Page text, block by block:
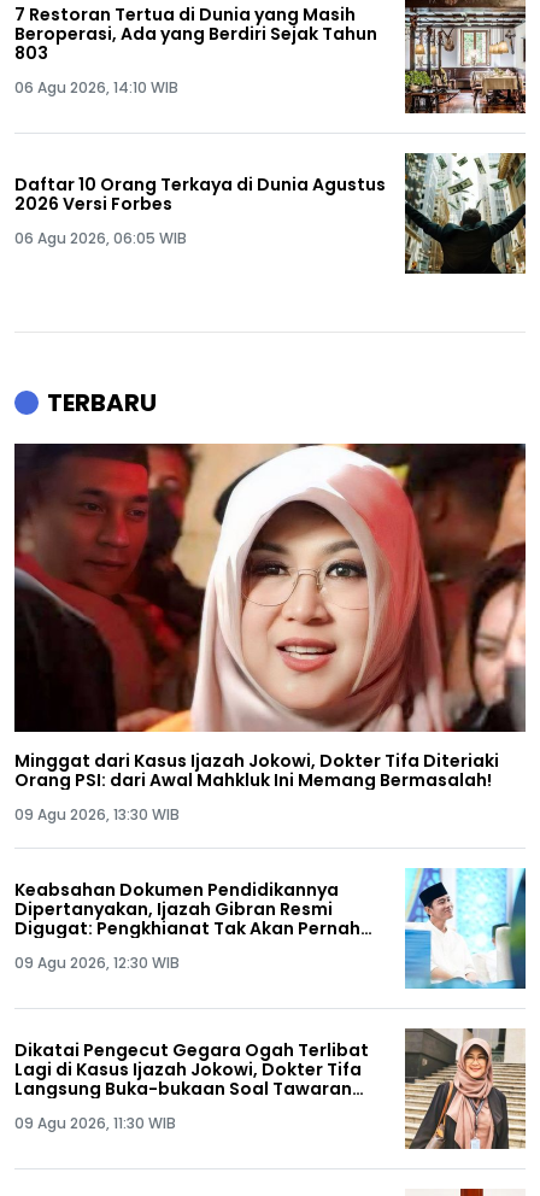
7 Restoran Tertua di Dunia yang Masih
Beroperasi, Ada yang Berdiri Sejak Tahun
803
06 Agu 2026, 14:10 WIB
Daftar 10 Orang Terkaya di Dunia Agustus
2026 Versi Forbes
06 Agu 2026, 06:05 WIB
TERBARU
Minggat dari Kasus Ijazah Jokowi, Dokter Tifa Diteriaki
Orang PSI: dari Awal Mahkluk Ini Memang Bermasalah!
09 Agu 2026, 13:30 WIB
Keabsahan Dokumen Pendidikannya
Dipertanyakan, Ijazah Gibran Resmi
Digugat: Pengkhianat Tak Akan Pernah
09 Agu 2026, 12:30 WIB
Dikatai Pengecut Gegara Ogah Terlibat
Lagi di Kasus Ijazah Jokowi, Dokter Tifa
Langsung Buka-bukaan Soal Tawaran
09 Agu 2026, 11:30 WIB